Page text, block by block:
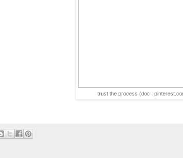
trust the process (doc :